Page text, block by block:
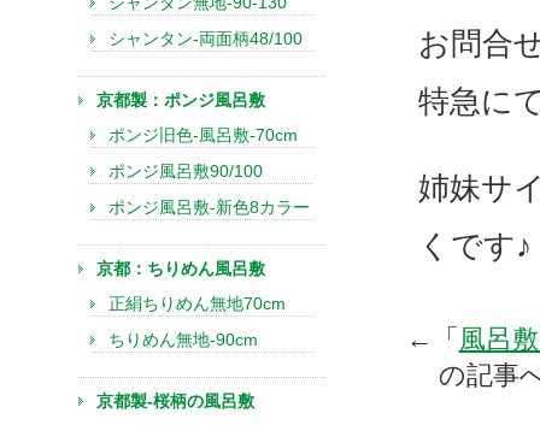
お問合
特急に
姉妹サ
くです♪
←「 風呂
の記
シャンタン-両面柄48/100
京都製：ポンジ風呂敷
ポンジ旧色-風呂敷-70cm
ポンジ風呂敷90/100
ポンジ風呂敷-新色8カラー
京都：ちりめん風呂敷
正絹ちりめん無地70cm
ちりめん無地-90cm
京都製-桜柄の風呂敷